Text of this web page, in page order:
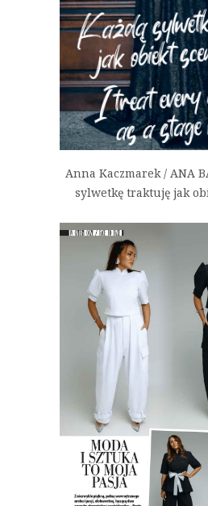
Anna Kaczmarek / ANA
sylwetkę traktuję jak